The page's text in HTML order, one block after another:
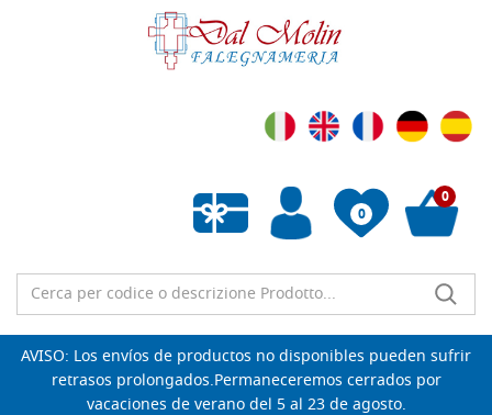
0
Lista de deseos vacía
0
AVISO: Los envíos de productos no disponibles pueden sufrir
retrasos prolongados.Permaneceremos cerrados por
vacaciones de verano del 5 al 23 de agosto.